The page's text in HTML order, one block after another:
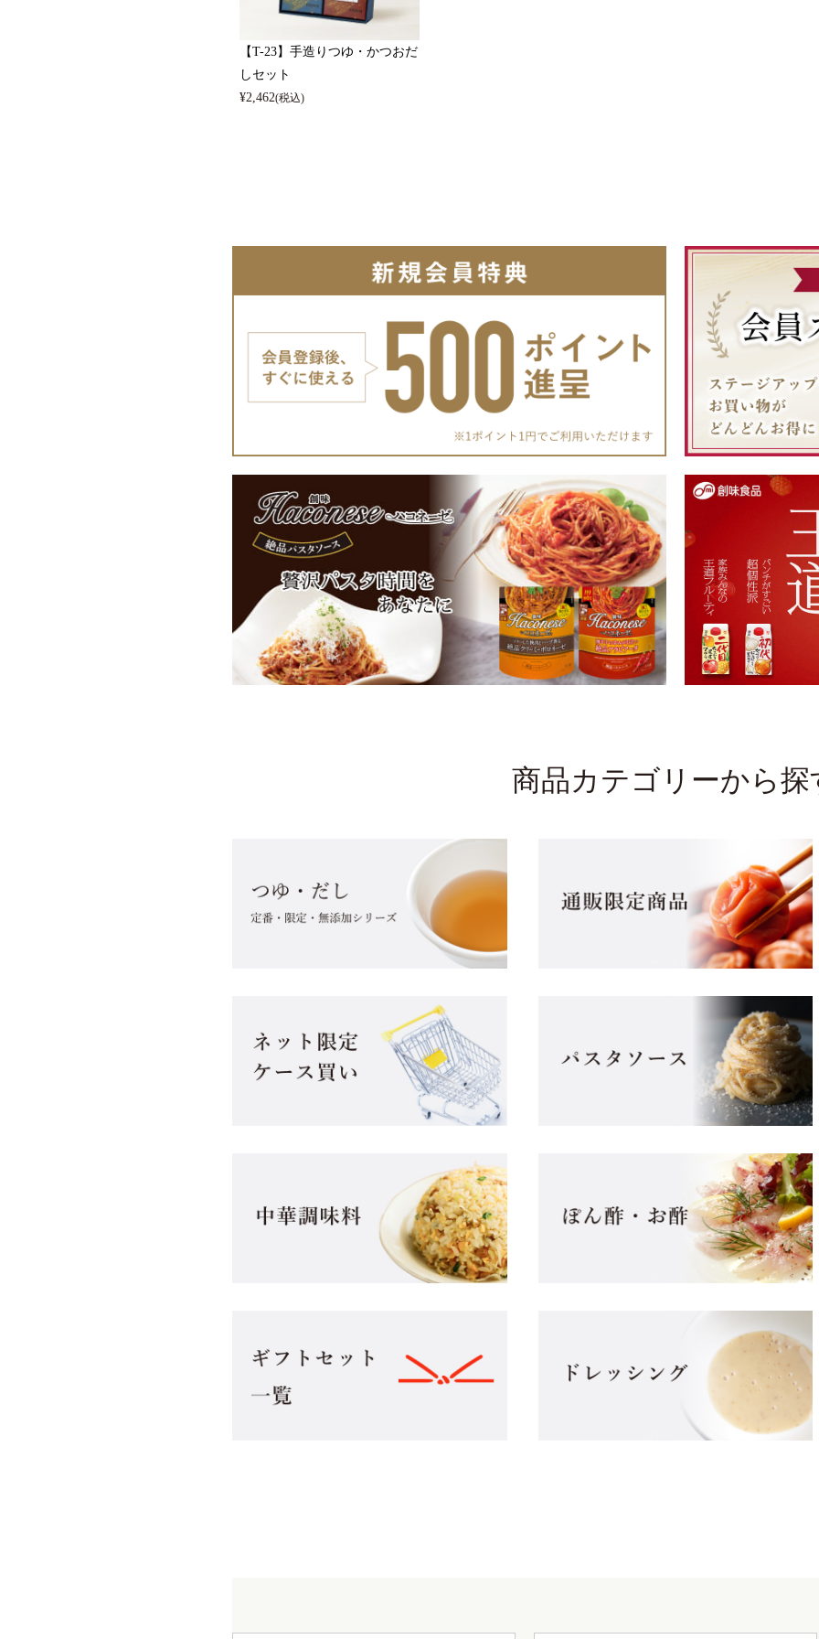
ネット限定ケース買い
パスタソース
中華調味料
ぽん酢・お酢
ドレッシング
オリジナルグッズ
業務用商品
ギフトセット 1,000〜1,999円
ギフトセット 2,000〜2,999円
ギフトセット 3,000〜3,999円
ギフトセット 4,000〜4,999円
ギフトセット 5,000円〜
【T-23】手造りつゆ・かつおだ
しセット
¥2,462(税込)
商品カテゴリーから探